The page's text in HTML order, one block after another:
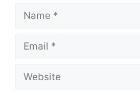
Name
Email
Website